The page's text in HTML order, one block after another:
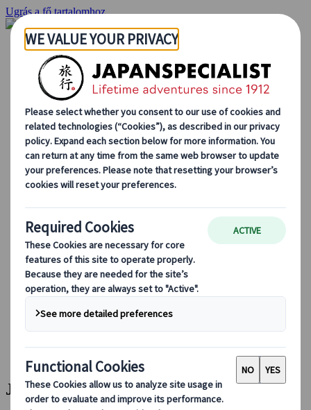
Ugrás a fő tartalomhoz
Kezdőlap
Ajánlatok
Egyéni utak
Csoportos körutazások
Egyéni autós ajánlatok
Kirándulások
Személyre szabott csoportos utazások
Japan Rail Pass
Így dolgozunk mi
Rólunk
Csapatunk
Csatlakozz csapatunkhoz
Utazási tippek évszakok szerint
Kihagyhatatlan látnivalók
Kulturális élmények
Gasztrokalandok
Japán felfedezése vonattal
Gyakori kérdések
Alapvető információk
Etikett Japánban
Vezetés Japánban
Foglalás rajtunk keresztül
Japan Rail Pass
Szállás
Online konzultáció
Japanspecialist | Találat